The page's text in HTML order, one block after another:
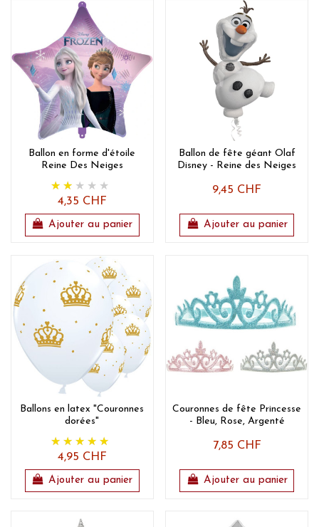
Ballon en forme d'étoile
Reine Des Neiges
4,35 CHF
Ajouter au panier
Ballon de fête géant Olaf
Disney - Reine des Neiges
9,45 CHF
Ajouter au panier
Ballons en latex "Couronnes
dorées"
4,95 CHF
Ajouter au panier
Couronnes de fête Princesse
- Bleu, Rose, Argenté
7,85 CHF
Ajouter au panier